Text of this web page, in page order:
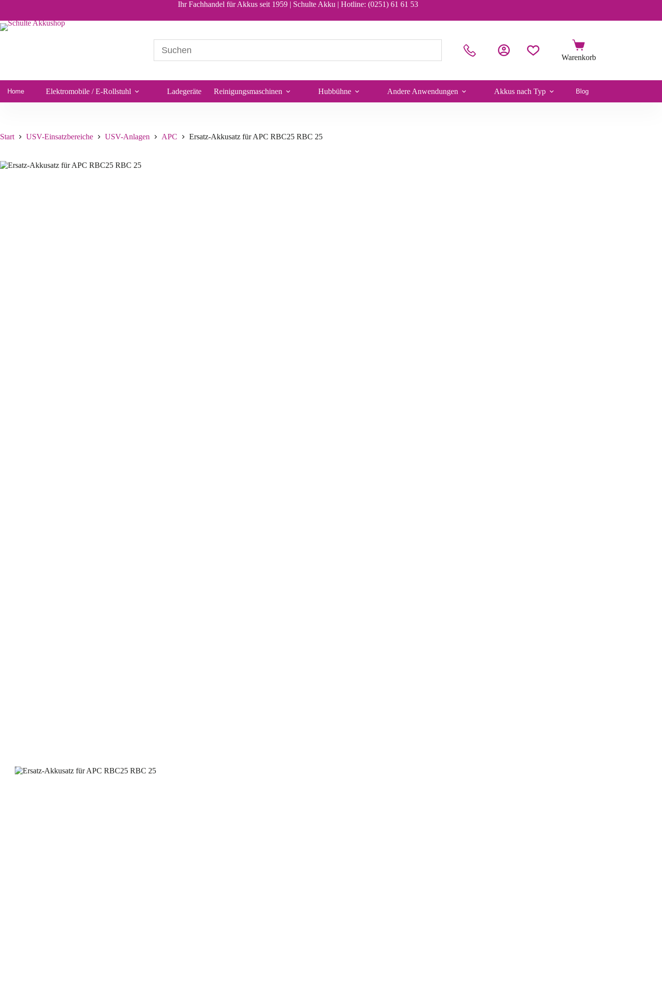
In den Warenkorb
Ihr Fachhandel für Akkus seit 1959 | Schulte Akku | Hotline: (0251) 61 61 53
Home Elektromobile / E-Rollstuhl Ladegeräte Reinigungsmaschinen Hubbühne Andere Anwendungen Akkus nach Typ Blog
Start USV-Einsatzbereiche USV-Anlagen APC Ersatz-Akkusatz für APC RBC25 RBC 25